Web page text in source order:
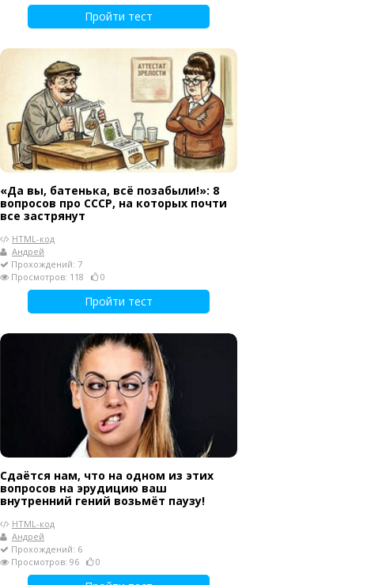
Пройти тест
«Да вы, батенька, всё позабыли!»: 8
вопросов про СССР, на которых почти
все застрянут
HTML-код
Андрей
Прохождений: 7
Просмотров: 118
0
Пройти тест
Сдаётся нам, что на одном из этих
вопросов на эрудицию ваш
внутренний гений возьмёт паузу!
HTML-код
Андрей
Прохождений: 6
Просмотров: 96
0